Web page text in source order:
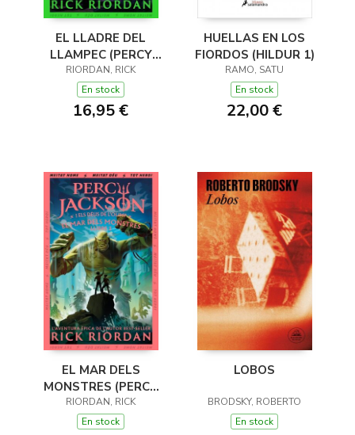
EL LLADRE DEL
LLAMPEC (PERCY
JACKSON I ELS DÉUS
DE L'OLIMP 1)
RIORDAN, RICK
En stock
16,95 €
HUELLAS EN LOS
FIORDOS (HILDUR 1)
RAMO, SATU
En stock
22,00 €
EL MAR DELS
MONSTRES (PERCY
JACKSON I ELS DÉUS
DE L'OLIMP 2)
RIORDAN, RICK
En stock
LOBOS
BRODSKY, ROBERTO
En stock